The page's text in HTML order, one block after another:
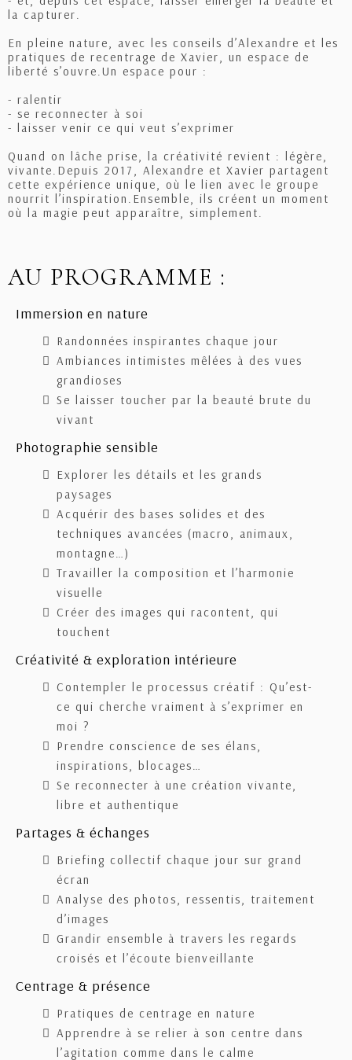
la capturer.
En pleine nature, avec les conseils d’Alexandre et les
pratiques de recentrage de Xavier, un espace de
liberté s’ouvre.Un espace pour :
- ralentir
- se reconnecter à soi
- laisser venir ce qui veut s’exprimer
Quand on lâche prise, la créativité revient : légère,
vivante.Depuis 2017, Alexandre et Xavier partagent
cette expérience unique, où le lien avec le groupe
nourrit l’inspiration.Ensemble, ils créent un moment
où la magie peut apparaître, simplement.
AU PROGRAMME :
Immersion en nature
Randonnées inspirantes chaque jour
Ambiances intimistes mêlées à des vues
grandioses
Se laisser toucher par la beauté brute du
vivant
Photographie sensible
Explorer les détails et les grands
paysages
Acquérir des bases solides et des
techniques avancées (macro, animaux,
montagne…)
Travailler la composition et l’harmonie
visuelle
Créer des images qui racontent, qui
touchent
Créativité & exploration intérieure
Contempler le processus créatif : Qu’est-
ce qui cherche vraiment à s’exprimer en
moi ?
Prendre conscience de ses élans,
inspirations, blocages…
Se reconnecter à une création vivante,
libre et authentique
Partages & échanges
Briefing collectif chaque jour sur grand
écran
Analyse des photos, ressentis, traitement
d’images
Grandir ensemble à travers les regards
croisés et l’écoute bienveillante
Centrage & présence
Pratiques de centrage en nature
Apprendre à se relier à son centre dans
l’agitation comme dans le calme